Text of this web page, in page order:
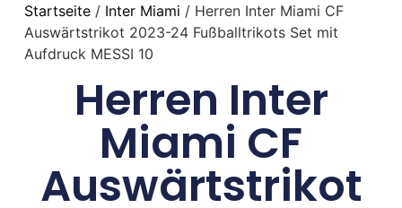
Startseite/ Inter Miami / Herren Inter Miami CF
Auswärtstrikot 2023-24 Fußballtrikots Set mit
Aufdruck MESSI 10
Herren Inter
Miami CF
Auswärtstrikot